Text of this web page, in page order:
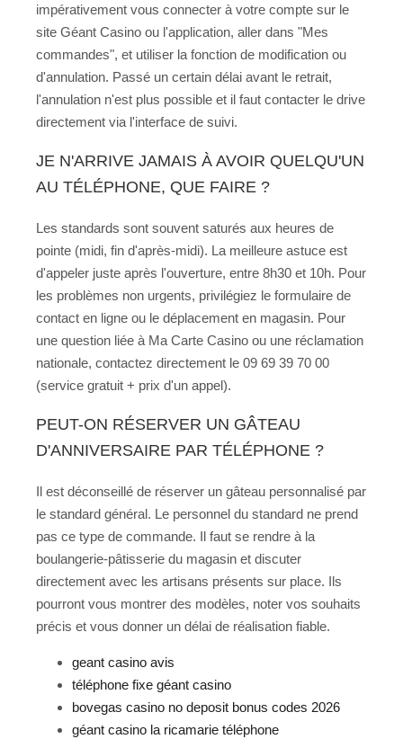
impérativement vous connecter à votre compte sur le
site Géant Casino ou l'application, aller dans "Mes
commandes", et utiliser la fonction de modification ou
d'annulation. Passé un certain délai avant le retrait,
l'annulation n'est plus possible et il faut contacter le drive
directement via l'interface de suivi.
JE N'ARRIVE JAMAIS À AVOIR QUELQU'UN
AU TÉLÉPHONE, QUE FAIRE ?
Les standards sont souvent saturés aux heures de
pointe (midi, fin d'après-midi). La meilleure astuce est
d'appeler juste après l'ouverture, entre 8h30 et 10h. Pour
les problèmes non urgents, privilégiez le formulaire de
contact en ligne ou le déplacement en magasin. Pour
une question liée à Ma Carte Casino ou une réclamation
nationale, contactez directement le 09 69 39 70 00
(service gratuit + prix d'un appel).
PEUT-ON RÉSERVER UN GÂTEAU
D'ANNIVERSAIRE PAR TÉLÉPHONE ?
Il est déconseillé de réserver un gâteau personnalisé par
le standard général. Le personnel du standard ne prend
pas ce type de commande. Il faut se rendre à la
boulangerie-pâtisserie du magasin et discuter
directement avec les artisans présents sur place. Ils
pourront vous montrer des modèles, noter vos souhaits
précis et vous donner un délai de réalisation fiable.
geant casino avis
téléphone fixe géant casino
bovegas casino no deposit bonus codes 2026
géant casino la ricamarie téléphone